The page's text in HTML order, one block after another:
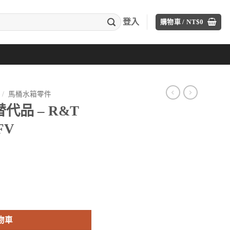
登入 購物車 /NT$0
/ 馬桶水箱零件
代品 – R&T
。
車